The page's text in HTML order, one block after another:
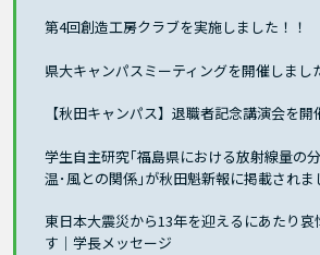
第4回創造工房クラブを実施しました！！
県大キャンパスミーティングを開催しまし
【秋田キャンパス】退職者記念講演会を開
学生自主研究｢福島県における放射線量の
温･風との関係｣が秋田魁新報に掲載されま
東日本大震災から13年を迎えるにあたり哀
す｜学長メッセージ